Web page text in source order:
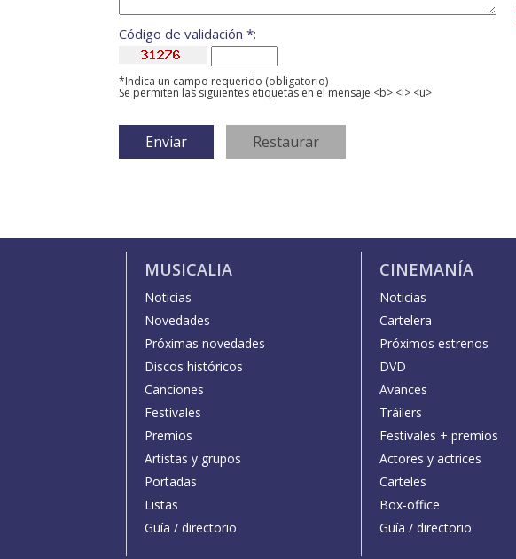
Código de validación *:
*Indica un campo requerido (obligatorio)
Se permiten las siguientes etiquetas en el mensaje <b> <i> <u>
MUSICALIA
Noticias
Novedades
Próximas novedades
Discos históricos
Canciones
Festivales
Premios
Artistas y grupos
Portadas
Listas
Guía / directorio
CINEMANÍA
Noticias
Cartelera
Próximos estrenos
DVD
Avances
Tráilers
Festivales + premios
Actores y actrices
Carteles
Box-office
Guía / directorio